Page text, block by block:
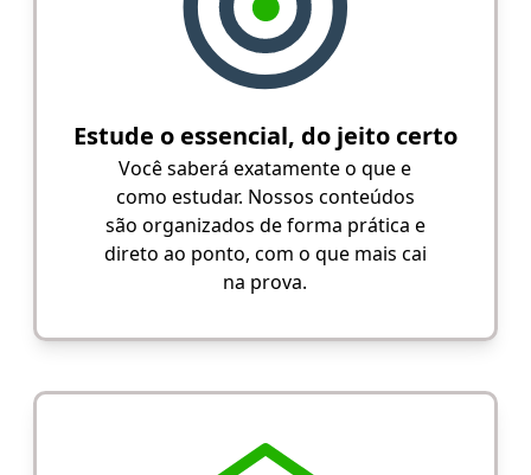
Estude o essencial, do jeito certo
Você saberá exatamente o que e
como estudar. Nossos conteúdos
são organizados de forma prática e
direto ao ponto, com o que mais cai
na prova.